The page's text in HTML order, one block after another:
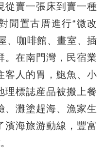
賣一張床到賣一種
閒置古厝進行“微改
、咖啡館、畫室、插
。在南門灣，民宿業
客人的胃，鮑魚、小
理標誌産品被搬上餐
、灘塗趕海、漁家生
濱海旅游動線，豐富